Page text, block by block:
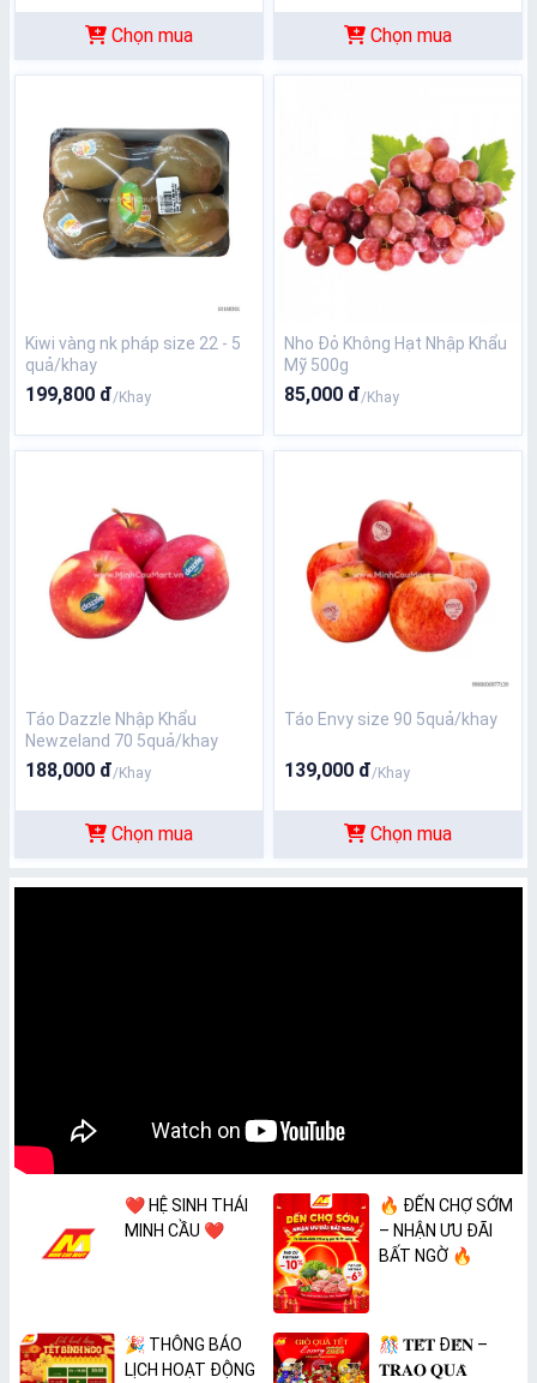
Chọn mua Chọn mua
Kiwi vàng nk pháp size 22 - 5
quả/khay
199,800 đ/Khay
Nho Đỏ Không Hạt Nhập Khẩu
Mỹ 500g
85,000 đ/Khay
Táo Dazzle Nhập Khẩu
Newzeland 70 5quả/khay
188,000 đ/Khay
Chọn mua
Táo Envy size 90 5quả/khay
139,000 đ/Khay
Chọn mua
❤️ HỆ SINH THÁI
MINH CẦU ❤️
🔥 ĐẾN CHỢ SỚM
– NHẬN ƯU ĐÃI
BẤT NGỜ 🔥
🎉 THÔNG BÁO
LỊCH HOẠT ĐỘNG
🎊 𝐓𝐄̂́𝐓 Đ𝐄̂́𝐍 –
𝐓𝐑𝐀𝐎 𝐐𝐔𝐀̀